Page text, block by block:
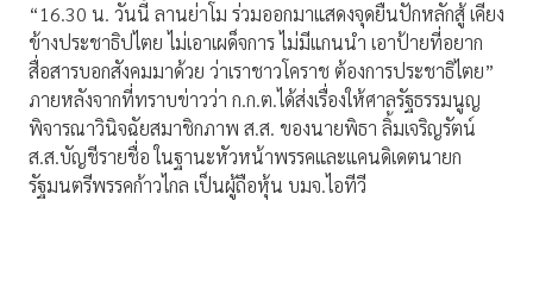
“16.30 น. วันนี้ ลานย่าโม ร่วมออกมาแสดงจุดยืนปักหลักสู้ เคียง
ข้างประชาธิปไตย ไม่เอาเผด็จการ ไม่มีแกนนำ เอาป้ายที่อยาก
สื่อสารบอกสังคมมาด้วย ว่าเราชาวโคราช ต้องการประชาธิไตย”
ภายหลังจากที่ทราบข่าวว่า ก.ก.ต.ได้ส่งเรื่องให้ศาลรัฐธรรมนูญ
พิจารณาวินิจฉัยสมาชิกภาพ ส.ส. ของนายพิธา ลิ้มเจริญรัตน์
ส.ส.บัญชีรายชื่อ ในฐานะหัวหน้าพรรคและแคนดิเดตนายก
รัฐมนตรีพรรคก้าวไกล เป็นผู้ถือหุ้น บมจ.ไอทีวี